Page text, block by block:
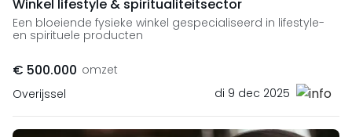
Winkel lifestyle & spiritualiteitsector
Een bloeiende fysieke winkel gespecialiseerd in lifestyle-
en spirituele producten
€ 500.000 omzet
Overijssel
di 9 dec 2025